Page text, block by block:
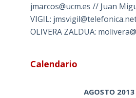
jmarcos@ucm.es // Juan
VIGIL:
OLIVERA ZALDUA:
Calendario
AGOSTO 2013